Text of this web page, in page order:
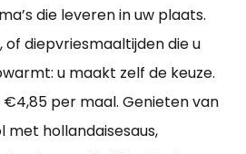
die leveren in uw plaats.
diepvriesmaaltijden die u
u maakt zelf de keuze.
per maal. Genieten van
hollandaisesaus,